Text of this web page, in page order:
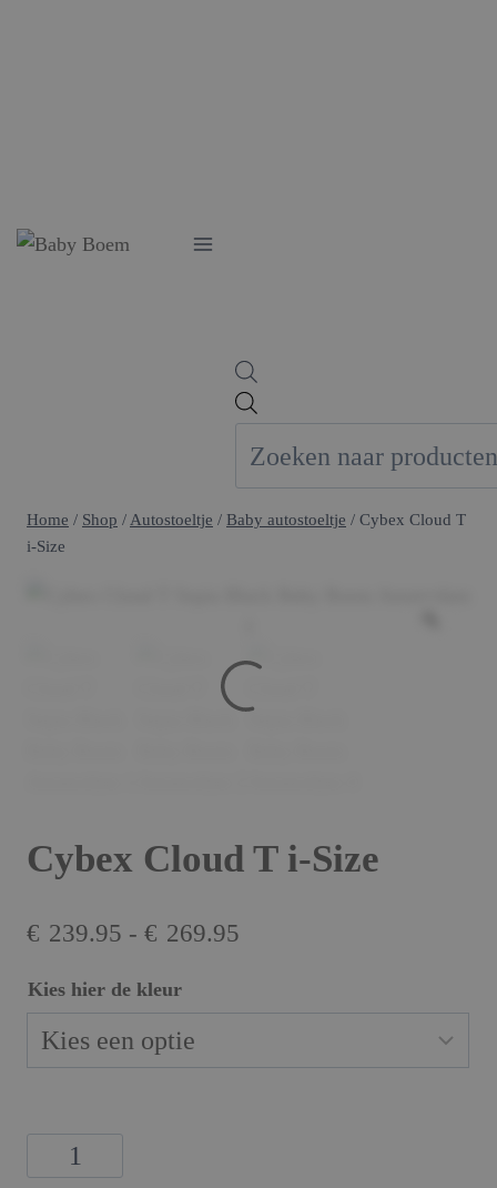
Producten
Home / Shop / Autostoeltje / Baby autostoeltje / Cybex Cloud T
i-Size
Cybex Cloud T i-Size
€ 239.95 - € 269.95
tot
Kies hier de kleur
Cybex
Cloud